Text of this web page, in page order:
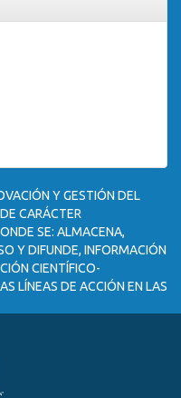
Y GESTIÓN DEL
CARÁCTER
SE: ALMACENA,
Y DIFUNDE, INFORMACIÓN
CIENTÍFICO-
LÍNEAS DE ACCIÓN EN LAS